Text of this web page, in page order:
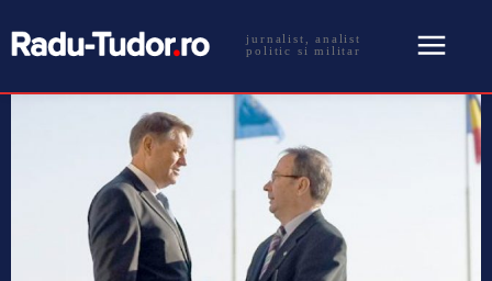
jurnalist, analist
politic si militar